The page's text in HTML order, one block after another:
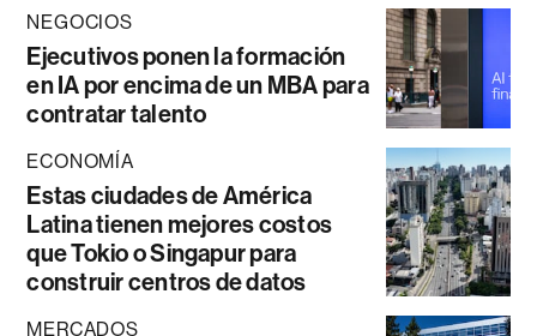
NEGOCIOS
Ejecutivos ponen la formación
en IA por encima de un MBA para
contratar talento
ECONOMÍA
Estas ciudades de América
Latina tienen mejores costos
que Tokio o Singapur para
construir centros de datos
MERCADOS